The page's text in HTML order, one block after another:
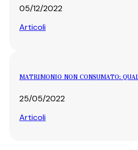
05/12/2022
Articoli
MATRIMONIO NON CONSUMATO:
25/05/2022
Articoli